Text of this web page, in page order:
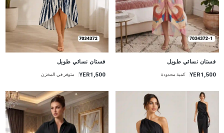
فستان نسائي طويل
YER1,500 كمية محدودة
فستان نسائي طويل
YER1,500 متوفر في المخزن